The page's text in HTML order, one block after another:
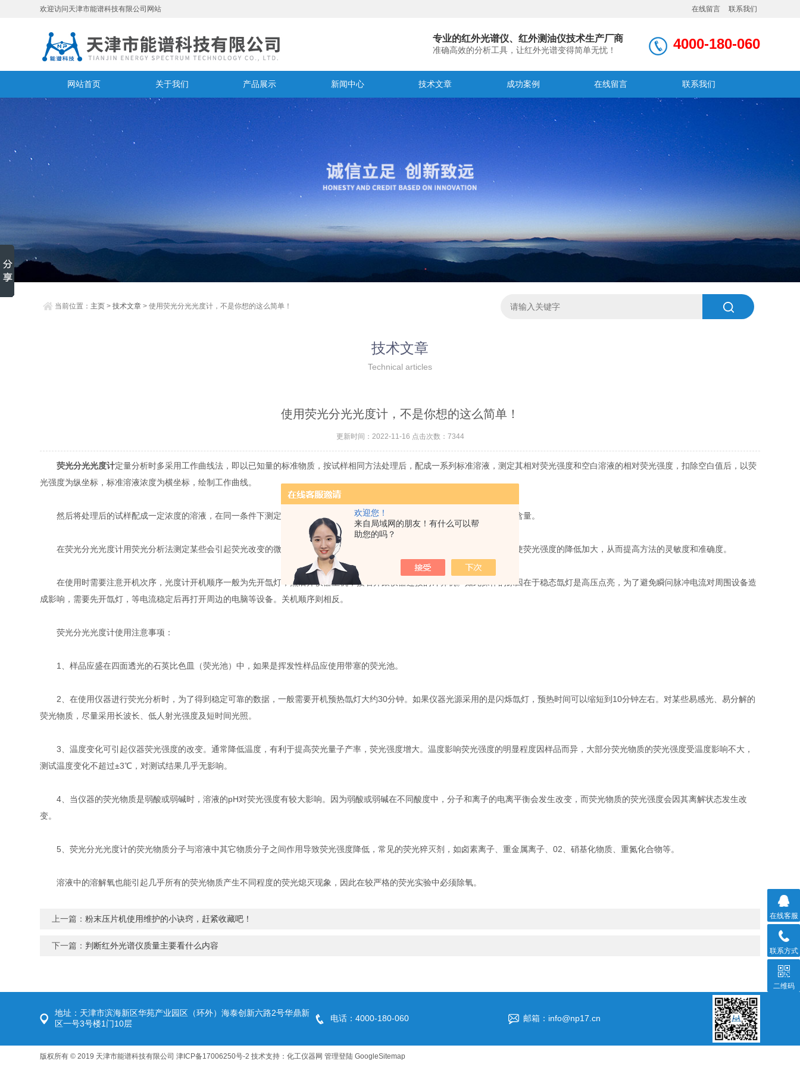
欢迎您！
来自局域网的朋友！有什么可以帮
助您的吗？
欢迎访问天津市能谱科技有限公司网站 在线留言 联系我们
4000-180-060
专业的红外光谱仪、红外测油仪技术生产厂商
准确高效的分析工具，让红外光谱变得简单无忧！
网站首页 关于我们 产品展示 新闻中心 技术文章 成功案例 在线留言 联系我们
当前位置： 主页 >技术文章 > 使用荧光分光光度计，不是你想的这么简单！
技术文章
Technical articles
使用荧光分光光度计，不是你想的这么简单！
更新时间：2022-11-16 点击次数：7344
荧光分光光度计定量分析时多采用工作曲线法，即以已知量的标准物质，按试样相同方法处理后，配成一系列标准溶液，测定其相对荧光强度和空白溶液的相对荧光强度，扣除空白值后，以荧
光强度为纵坐标，标准溶液浓度为横坐标，绘制工作曲线。
然后将处理后的试样配成一定浓度的溶液，在同一条件下测定其相对荧光强度，扣除空白值后，从工作曲线上求出荧光物质的含量。
在荧光分光光度计用荧光分析法测定某些会引起荧光改变的微量物质时，常采用差示荧光法，可使荧光强度的读数差距拉大，使荧光强度的降低加大，从而提高方法的灵敏度和准确度。
在使用时需要注意开机次序，光度计开机顺序一般为先开氙灯，然后开仪器主机，接着开跟仪器连接的计算机。如此操作的原因在于稳态氙灯是高压点亮，为了避免瞬问脉冲电流对周围设备造
成影响，需要先开氙灯，等电流稳定后再打开周边的电脑等设备。关机顺序则相反。
荧光分光光度计使用注意事项：
1、样品应盛在四面透光的石英比色皿（荧光池）中，如果是挥发性样品应使用带塞的荧光池。
2、在使用仪器进行荧光分析时，为了得到稳定可靠的数据，一般需要开机预热氙灯大约30分钟。如果仪器光源采用的是闪烁氙灯，预热时间可以缩短到10分钟左右。对某些易感光、易分解的
荧光物质，尽量采用长波长、低人射光强度及短时间光照。
3、温度变化可引起仪器荧光强度的改变。通常降低温度，有利于提高荧光量子产率，荧光强度增大。温度影响荧光强度的明显程度因样品而异，大部分荧光物质的荧光强度受温度影响不大，
测试温度变化不超过±3℃，对测试结果几乎无影响。
4、当仪器的荧光物质是弱酸或弱碱时，溶液的pH对荧光强度有较大影响。因为弱酸或弱碱在不同酸度中，分子和离子的电离平衡会发生改变，而荧光物质的荧光强度会因其离解状态发生改
变。
5、荧光分光光度计的荧光物质分子与溶液中其它物质分子之间作用导致荧光强度降低，常见的荧光猝灭剂，如卤素离子、重金属离子、02、硝基化物质、重氮化合物等。
溶液中的溶解氧也能引起几乎所有的荧光物质产生不同程度的荧光熄灭现象，因此在较严格的荧光实验中必须除氧。
上一篇：粉末压片机使用维护的小诀窍，赶紧收藏吧！
下一篇： 判断红外光谱仪质量主要看什么内容
地址：天津市滨海新区华苑产业园区（环外）海泰创新六路2号华鼎新
区一号3号楼1门10层
电话：4000-180-060 邮箱：info@np17.cn
版权所有 © 2019 天津市能谱科技有限公司津ICP备17006250号-2 技术支持：化工仪器网 管理登陆 GoogleSitemap
在线客服
联系方式
二维码